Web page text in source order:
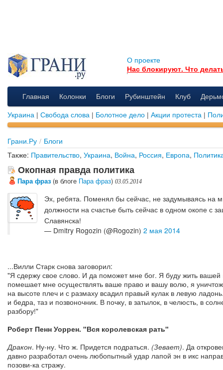
О проекте
Нас блокируют. Что
Главная Колонки Блоги Рубинштейн Клуб
Украина | Свобода слова | Болотное дело | Акции протеста |
Грани.Ру / Блоги
Также: Правительство, Украина, Война, Россия, Европа,
Окопная правда политика
Пара фраз (в блоге Пара фраз) 03.05.2014
Эх, ребята. Поменял бы сейчас, не задумываясь на
должности на счастье быть сейчас в одном окопе с
Славянска!
— Dmitry Rogozin (@Rogozin) 2 мая 2014
...Вилли Старк снова заговорил:
"Я сдержу свое слово. И да поможет мне бог. Я буду жить
помешает мне осуществлять ваше право и вашу волю, я
на высоте плеч и с размаху всадил правый кулак в левую
и бедра, таз и позвоночник. В почку, в затылок, в челюсть, в
разбору!"
Роберт Пенн Уоррен. "Вся королевская рать"
Дракон. Ну-ну. Что ж. Придется подраться. (Зевает). Да
давно разработал очень любопытный удар лапой эн в икс
позови-ка стражу.